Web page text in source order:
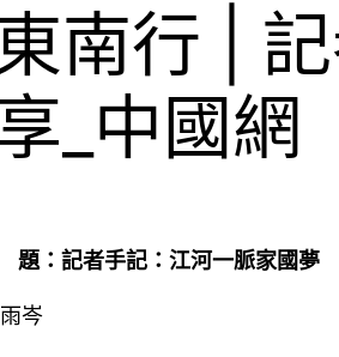
南行 |
_中國網
題：記者手記：江河一脈家國夢
岑